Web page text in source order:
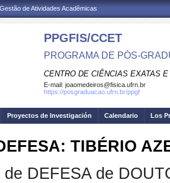
de Atividades Acadêmicas
PPGFIS/CCET
PROGRAMA DE PÓS-
CENTRO DE CIÊNCIAS EXATAS
E-mail: joaomedeiros@fisica.ufrn.br
https://posgraduacao.ufrn.br/ppgf
Proyectos de Investigación Calendario Los
TIBÉRIO
de DEFESA de